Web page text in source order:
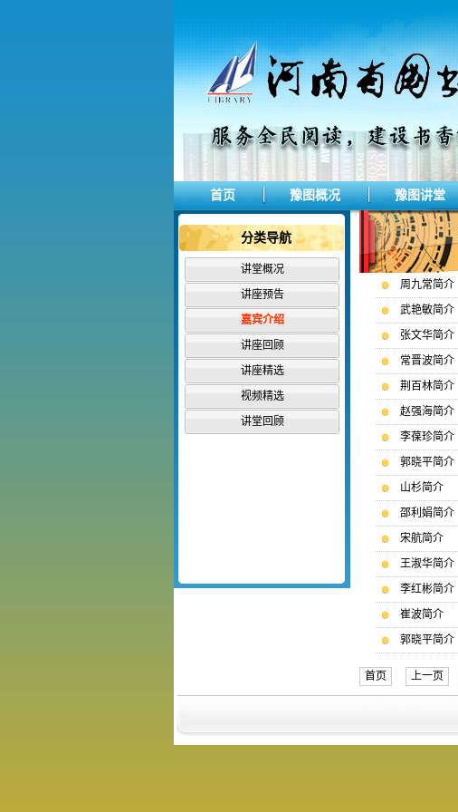
首页 豫图概况 豫图讲堂
分类导航
讲堂概况
讲座预告
嘉宾介绍
讲座回顾
讲座精选
视频精选
讲堂回顾
周九常简介
武艳敏简介
张文华简介
常晋波简介
荆百林简介
赵强海简介
李葆珍简介
郭晓平简介
山杉简介
邵利娟简介
宋航简介
王淑华简介
李红彬简介
崔波简介
郭晓平简介
首页 上一页